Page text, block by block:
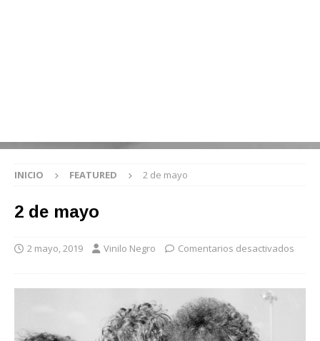
INICIO FEATURED 2 de mayo
2 de mayo
2 mayo, 2019 Vinilo Negro Comentarios desactivados